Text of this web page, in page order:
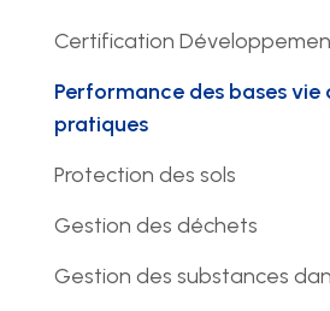
Certification
Performance des bases vie
pratiques
Protection des sols
Gestion des déchets
Gestion des substances